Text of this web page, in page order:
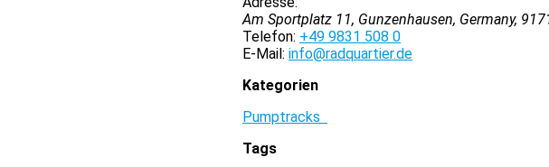
Am Sportplatz 11, Gunzenhausen, Germany,
Telefon: +49 9831 508 0
E-Mail: info@radquartier.de
Kategorien
Pumptracks
Tags